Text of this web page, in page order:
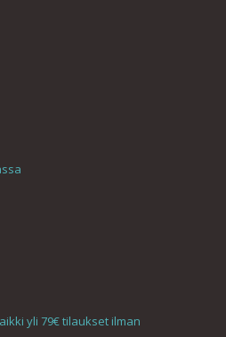
yli 79€ tilaukset ilman